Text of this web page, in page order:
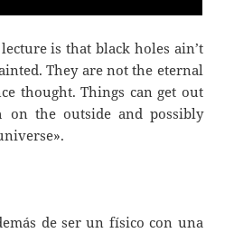
is that black holes ain’t
They are not the eternal
thought. Things can get out
the outside and possibly
de ser un físico con una